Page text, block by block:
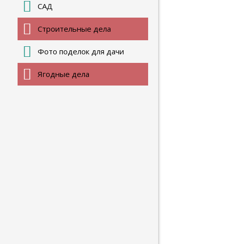
САД
Строительные дела
Фото поделок для дачи
Ягодные дела